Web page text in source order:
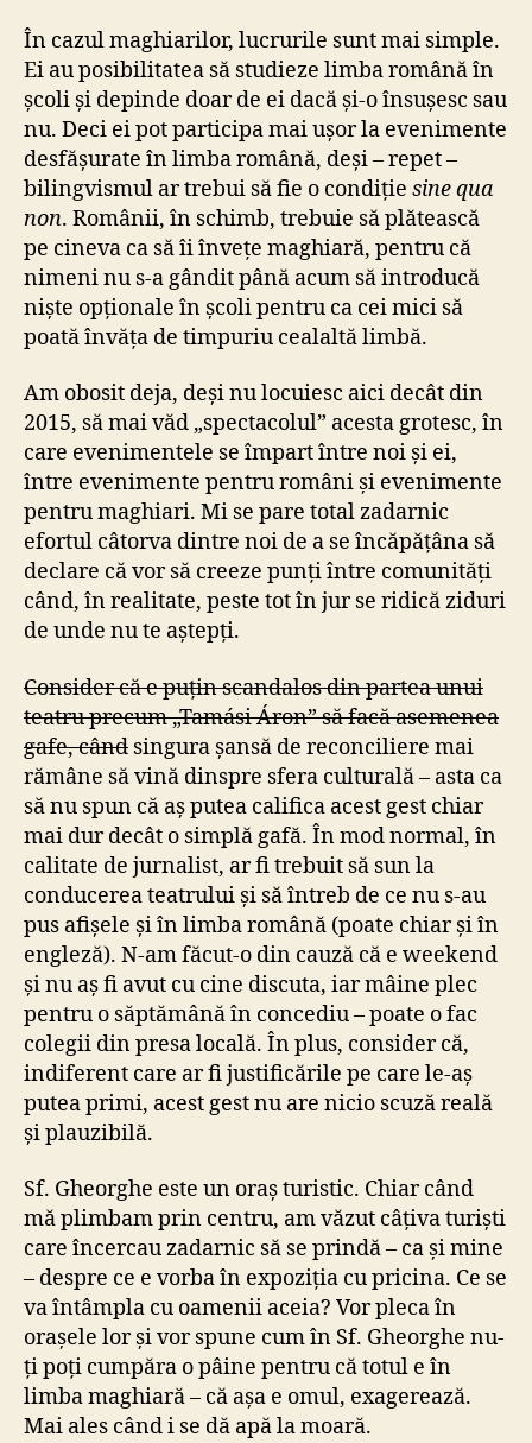
În cazul maghiarilor, lucrurile sunt mai simple.
Ei au posibilitatea să studieze limba română în
școli și depinde doar de ei dacă și-o însușesc sau
nu. Deci ei pot participa mai ușor la evenimente
desfășurate în limba română, deși – repet –
bilingvismul ar trebui să fie o condiție sine qua
non. Românii, în schimb, trebuie să plătească
pe cineva ca să îi învețe maghiară, pentru că
nimeni nu s-a gândit până acum să introducă
niște opționale în școli pentru ca cei mici să
poată învăța de timpuriu cealaltă limbă.
Am obosit deja, deși nu locuiesc aici decât din
2015, să mai văd „spectacolul” acesta grotesc, în
care evenimentele se împart între noi și ei,
între evenimente pentru români și evenimente
pentru maghiari. Mi se pare total zadarnic
efortul câtorva dintre noi de a se încăpățâna să
declare că vor să creeze punți între comunități
când, în realitate, peste tot în jur se ridică ziduri
de unde nu te aștepți.
Consider că e puțin scandalos din partea unui
teatru precum „Tamási Áron” să facă asemenea
gafe, când singura șansă de reconciliere mai
rămâne să vină dinspre sfera culturală – asta ca
să nu spun că aș putea califica acest gest chiar
mai dur decât o simplă gafă. În mod normal, în
calitate de jurnalist, ar fi trebuit să sun la
conducerea teatrului și să întreb de ce nu s-au
pus afișele și în limba română (poate chiar și în
engleză). N-am făcut-o din cauză că e weekend
și nu aș fi avut cu cine discuta, iar mâine plec
pentru o săptămână în concediu – poate o fac
colegii din presa locală. În plus, consider că,
indiferent care ar fi justificările pe care le-aș
putea primi, acest gest nu are nicio scuză reală
și plauzibilă.
Sf. Gheorghe este un oraș turistic. Chiar când
mă plimbam prin centru, am văzut câțiva turiști
care încercau zadarnic să se prindă – ca și mine
– despre ce e vorba în expoziția cu pricina. Ce se
va întâmpla cu oamenii aceia? Vor pleca în
orașele lor și vor spune cum în Sf. Gheorghe nu-
ți poți cumpăra o pâine pentru că totul e în
limba maghiară – că așa e omul, exagerează.
Mai ales când i se dă apă la moară.